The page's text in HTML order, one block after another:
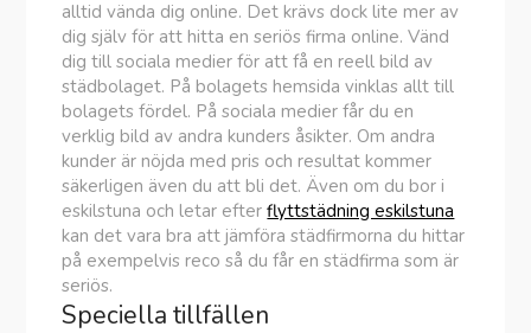
alltid vända dig online. Det krävs dock lite mer av
dig själv för att hitta en seriös firma online. Vänd
dig till sociala medier för att få en reell bild av
städbolaget. På bolagets hemsida vinklas allt till
bolagets fördel. På sociala medier får du en
verklig bild av andra kunders åsikter. Om andra
kunder är nöjda med pris och resultat kommer
säkerligen även du att bli det. Även om du bor i
eskilstuna och letar efterflyttstädning eskilstuna
kan det vara bra att jämföra städfirmorna du hittar
på exempelvis reco så du får en städfirma som är
seriös.
Speciella tillfällen